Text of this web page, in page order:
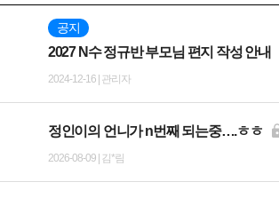
공지
2027 N수 정규반 부모님 편지 작성 안내
2024-12-16 | 관리자
정인이의 언니가 n번째 되는중….ㅎㅎ
2026-08-09 | 김*림